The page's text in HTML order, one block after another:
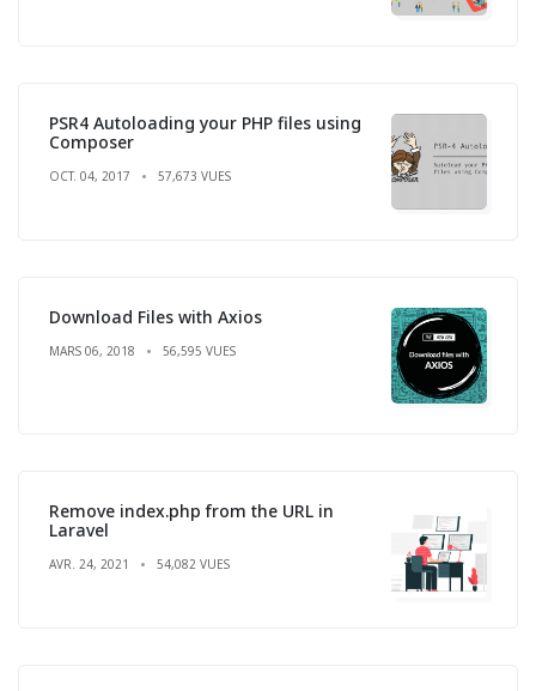
PSR4 Autoloading your PHP files using
Composer
OCT. 04, 2017 57,673 VUES
Download Files with Axios
MARS 06, 2018 56,595 VUES
Remove index.php from the URL in
Laravel
AVR. 24, 2021 54,082 VUES